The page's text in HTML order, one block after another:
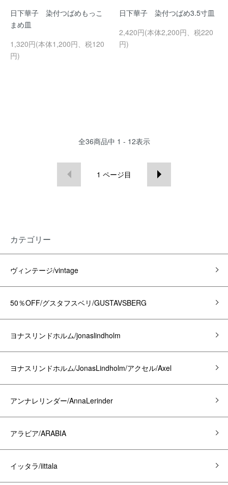
日下華子 染付つばめもっこ
まめ皿
1,320円(本体1,200円、税120
円)
日下華子 染付つばめ3.5寸皿
2,420円(本体2,200円、税220
円)
全36商品中 1 - 12表示
1 ページ目
カテゴリー
ヴィンテージ/vintage
50％OFF/グスタフスベリ/GUSTAVSBERG
ヨナスリンドホルム/jonaslindholm
ヨナスリンドホルム/JonasLindholm/アクセル/Axel
アンナレリンダー/AnnaLerinder
アラビア/ARABIA
イッタラ/iittala